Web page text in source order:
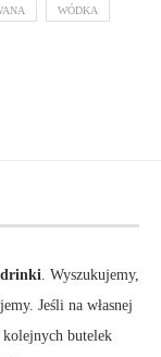
WÓDKA
drinki. Wyszukujemy,
Jeśli na własnej
kolejnych butelek